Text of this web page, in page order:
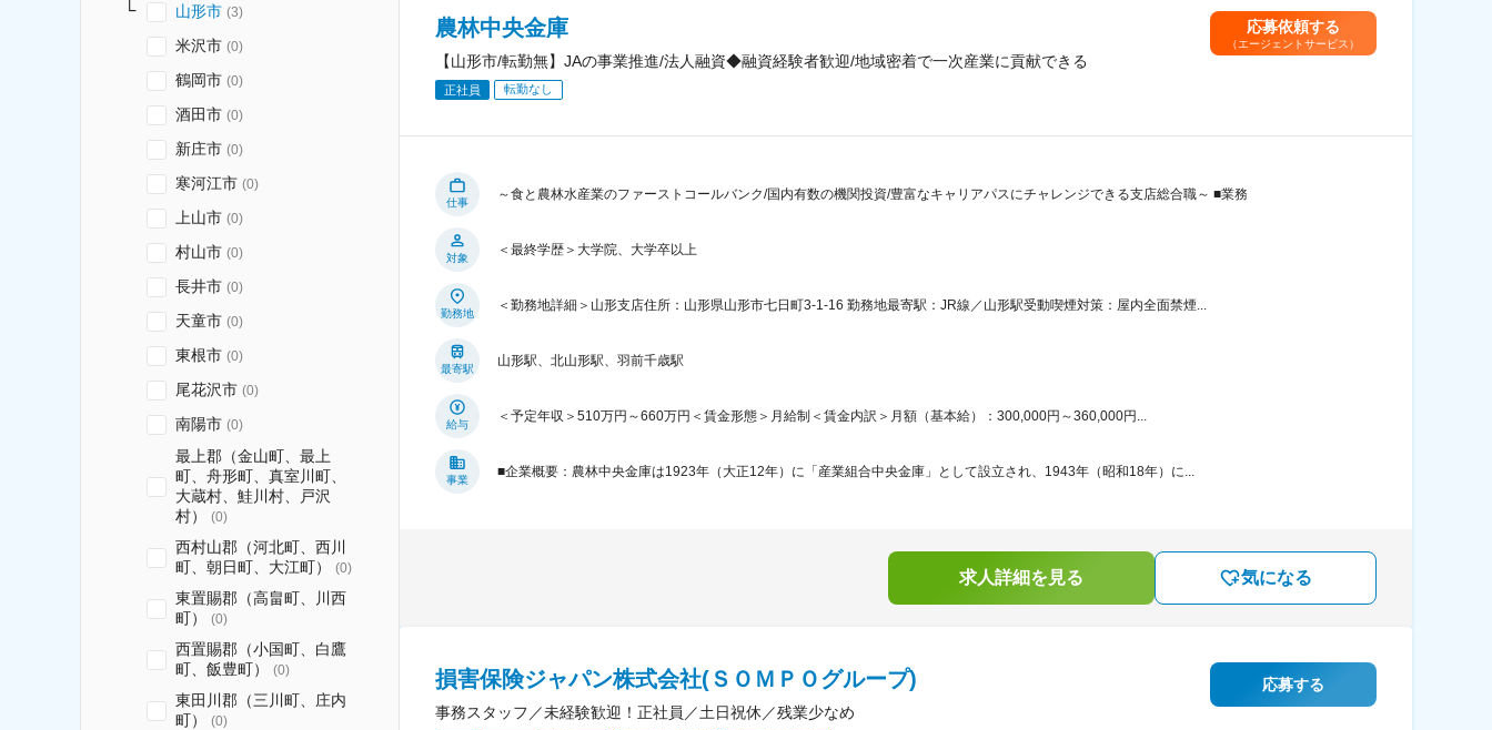
山形市 (3)
米沢市 (0)
鶴岡市 (0)
酒田市 (0)
新庄市 (0)
寒河江市 (0)
上山市 (0)
村山市 (0)
長井市 (0)
天童市 (0)
東根市 (0)
尾花沢市 (0)
南陽市 (0)
最上郡（金山町、最上
町、舟形町、真室川町、
大蔵村、鮭川村、戸沢
村）
(0)
西村山郡（河北町、西川
町、朝日町、大江町）
(0)
東置賜郡（高畠町、川西
町）
(0)
西置賜郡（小国町、白鷹
町、飯豊町）
(0)
東田川郡（三川町、庄内
町）
(0)
農林中央金庫
【山形市/転勤無】JAの事業推進/法人融資◆融資経験者歓迎/地域密着で一次産業に貢献できる
正社員 転勤なし
応募依頼する
（エージェントサービス）
仕事
～食と農林水産業のファーストコールバンク/国内有数の機関投資/豊富なキャリアパスにチャレンジできる支店総合職～ ■業務
対象
＜最終学歴＞大学院、大学卒以上
勤務地
＜勤務地詳細＞山形支店住所：山形県山形市七日町3-1-16 勤務地最寄駅：JR線／山形駅受動喫煙対策：屋内全面禁煙...
最寄駅
山形駅、北山形駅、羽前千歳駅
給与
＜予定年収＞510万円～660万円＜賃金形態＞月給制＜賃金内訳＞月額（基本給）：300,000円～360,000円...
事業
■企業概要：農林中央金庫は1923年（大正12年）に「産業組合中央金庫」として設立され、1943年（昭和18年）に...
求人詳細を見る 気になる
損害保険ジャパン株式会社(ＳＯＭＰＯグループ)
事務スタッフ／未経験歓迎！正社員／土日祝休／残業少なめ
応募する